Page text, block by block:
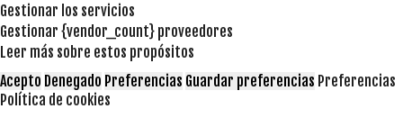
Gestionar los servicios
Gestionar {vendor_count} proveedores
Leer más sobre estos propósitos
Acepto Denegado Preferencias Guardar preferencias Preferencias
Política de cookies